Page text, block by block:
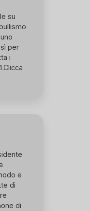
su
per
i
Clicca
e
di
di